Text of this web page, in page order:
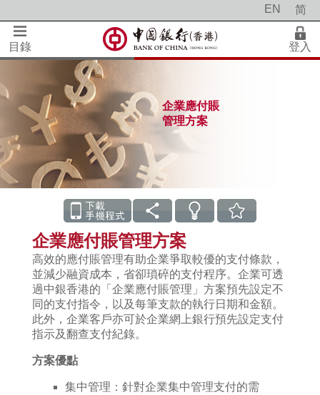
EN 简
目錄 登入
企業應付賬
管理方案
企業應付賬管理方案
高效的應付賬管理有助企業爭取較優的支付條款，
並減少融資成本，省卻瑣碎的支付程序。企業可透
過中銀香港的「企業應付賬管理」方案預先設定不
同的支付指令，以及每筆支款的執行日期和金額。
此外，企業客戶亦可於企業網上銀行預先設定支付
指示及翻查支付紀錄。
方案優點
集中管理：針對企業集中管理支付的需